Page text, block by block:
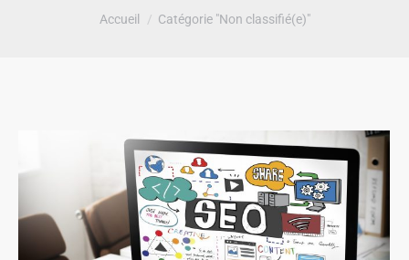
Vous êtes ici :
Accueil Catégorie "Non classifié(e)"